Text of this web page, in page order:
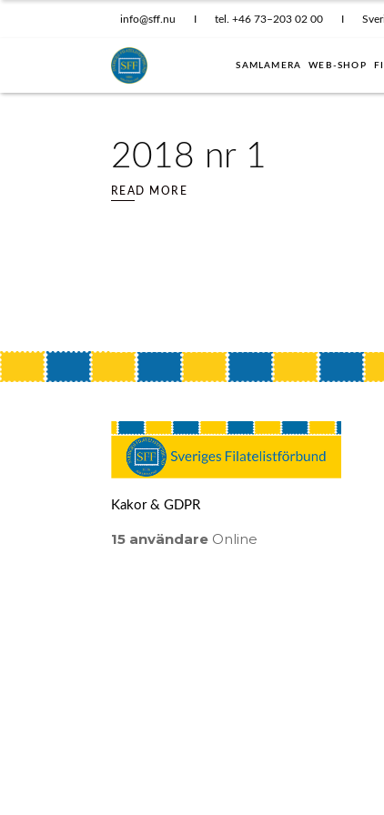
info@sff.nu I tel. +46 73–203 02 00 I
SAMLAMERA WEB-SHOP
2018 nr 1
READ MORE
Kakor & GDPR
15 användare Online